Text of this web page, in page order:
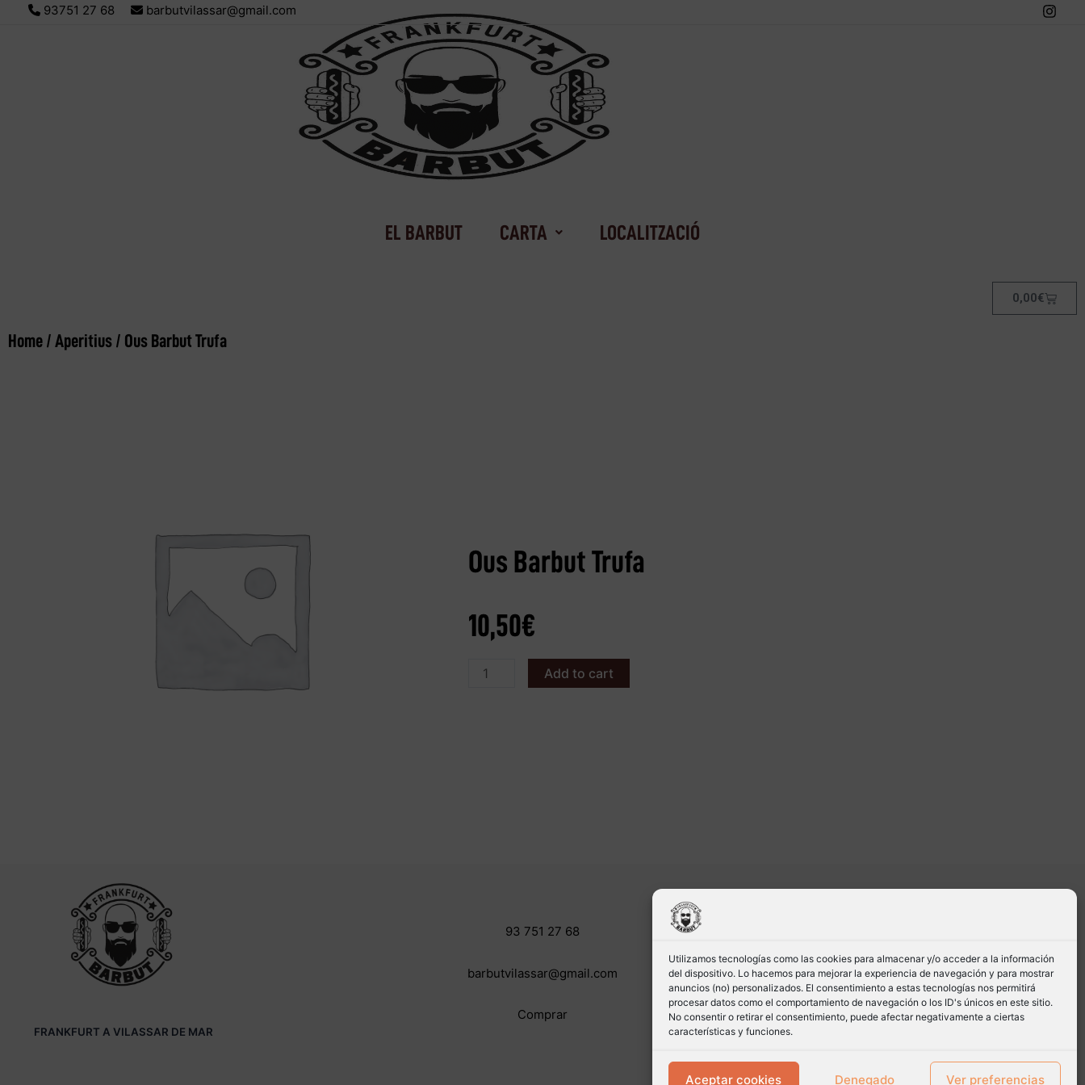
Utilizamos tecnologías como las cookies para almacenar y/o acceder a la información
del dispositivo. Lo hacemos para mejorar la experiencia de navegación y para mostrar
anuncios (no) personalizados. El consentimiento a estas tecnologías nos permitirá
procesar datos como el comportamiento de navegación o los ID's únicos en este sitio.
No consentir o retirar el consentimiento, puede afectar negativamente a ciertas
características y funciones.
Aceptar cookies Denegado Ver preferencias
93751 27 68 barbutvilassar@gmail.com
EL BARBUT CARTA LOCALITZACIÓ
0,00€
Home / Aperitius / Ous Barbut Trufa
Ous Barbut Trufa
10,50€
Add to cart
FRANKFURT A VILASSAR DE MAR
93 751 27 68
barbutvilassar@gmail.com
Comprar